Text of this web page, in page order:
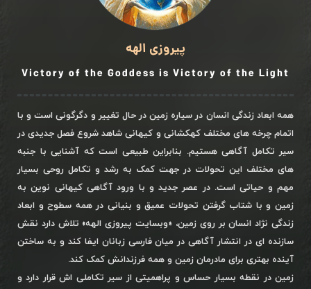
پیروزی الهه
Victory of the Goddess is Victory of the Light
همه ابعاد زندگی انسان در سیاره زمین در حال تغییر و دگرگونی است و با
اتمام چرخه های مختلف کهکشانی و کیهانی شاهد شروع فصل جدیدی در
سیر تکامل آگاهی هستیم. بنابراین طبیعی است که آشنایی با جنبه
های مختلف این تحولات در جهت کمک به رشد و تکامل روحی بسیار
مهم و حیاتی است. در عصر جدید و با ورود آگاهی کیهانی نوین به
زمین و با شتاب گرفتن تحولات عمیق و بنیانی در همه سطوح و ابعاد
زندگی نژاد انسان بر روی زمین، «وبسایت پیروزی الهه» تلاش دارد نقش
سازنده ای در انتشار آگاهی در میان فارسی زبانان ایفا کند و به ساختن
آینده بهتری برای مادرمان زمین و همه فرزندانش کمک کند.
زمین در نقطه بسیار حساس و پراهمیتی از سیر تکاملی اش قرار دارد و